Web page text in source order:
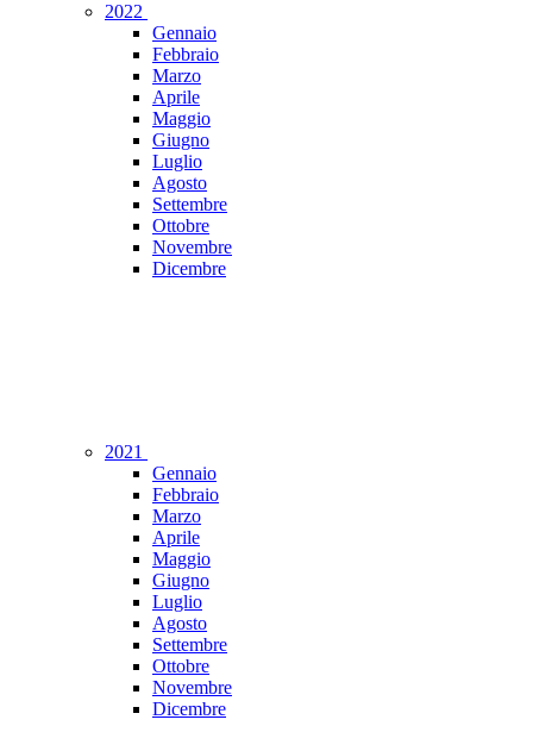
2022
Gennaio
Febbraio
Marzo
Aprile
Maggio
Giugno
Luglio
Agosto
Settembre
Ottobre
Novembre
Dicembre
2021
Gennaio
Febbraio
Marzo
Aprile
Maggio
Giugno
Luglio
Agosto
Settembre
Ottobre
Novembre
Dicembre